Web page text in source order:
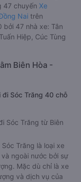
47 chuyến Xe
Nai trên
47 nhà xe: Tân
Hiệp, Cúc Tùng
Biên Hòa -
Sóc Trăng 40 chỗ
Sóc Trăng từ Biên
Trăng là loại xe
ngoài nước bởi sự
Mặc dù chỉ là xe
và dịch vụ của